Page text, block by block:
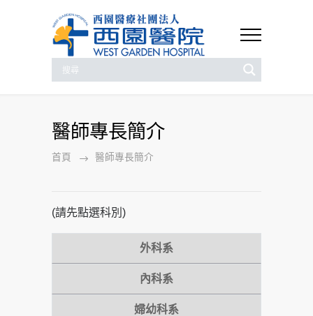
醫師專長簡介
首頁 醫師專長簡介
(請先點選科別)
外科系
內科系
婦幼科系